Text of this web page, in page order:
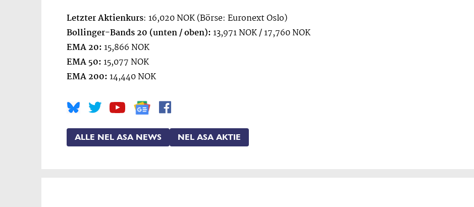
Letzter Aktienkurs: 16,020 NOK (Börse: Euronext Oslo)
Bollinger-Bands 20 (unten / oben): 13,971 NOK / 17,760 NOK
EMA 20: 15,866 NOK
EMA 50: 15,077 NOK
EMA 200: 14,440 NOK
ALLE NEL ASA NEWS NEL ASA AKTIE